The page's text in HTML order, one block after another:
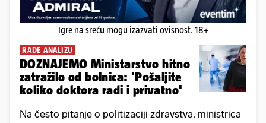
Igre na sreću mogu izazvati ovisnost. 18+
RADE ANALIZU
DOZNAJEMO Ministarstvo hitno
zatražilo od bolnica: 'Pošaljite
koliko doktora radi i privatno'
Na često pitanje o politizaciji zdravstva, ministrica